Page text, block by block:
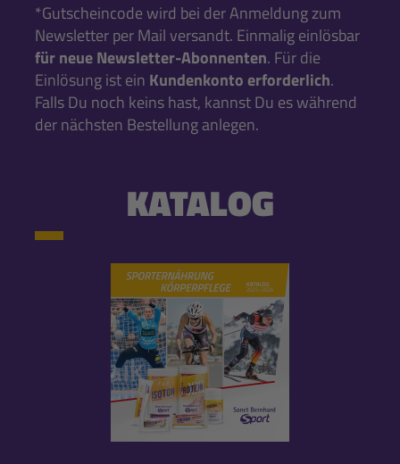
*Gutscheincode wird bei der Anmeldung zum
Newsletter per Mail versandt. Einmalig einlösbar
für neue Newsletter-Abonnenten. Für die
Einlösung ist ein Kundenkonto erforderlich.
Falls Du noch keins hast, kannst Du es während
der nächsten Bestellung anlegen.
KATALOG